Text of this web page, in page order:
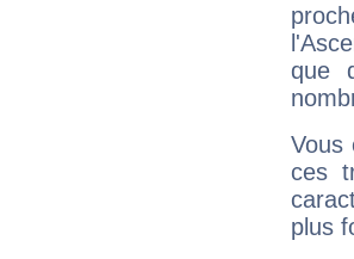
que
Vous
ces
plus